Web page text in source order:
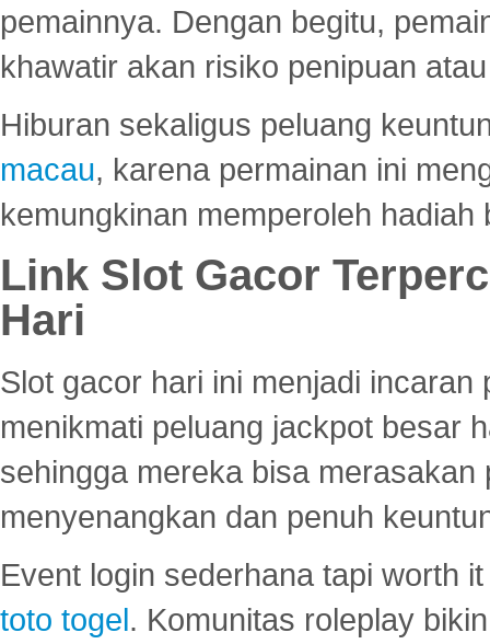
pemainnya. Dengan begitu,
khawatir akan risiko penipuan
Hiburan sekaligus peluang
macau, karena permainan ini
kemungkinan memperoleh hadiah
Link Slot Gacor
Hari
Slot gacor hari ini menjadi
menikmati peluang jackpot besar
sehingga mereka bisa
menyenangkan dan penuh
Event login sederhana tapi worth
toto togel. Komunitas roleplay